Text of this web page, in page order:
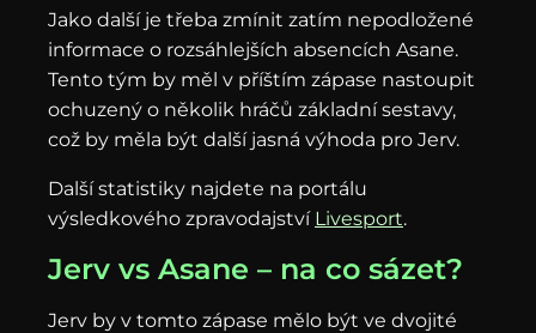
Jako další je třeba zmínit zatím nepodložené
informace o rozsáhlejších absencích Asane.
Tento tým by měl v příštím zápase nastoupit
ochuzený o několik hráčů základní sestavy,
což by měla být další jasná výhoda pro Jerv.
Další statistiky najdete na portálu
výsledkového zpravodajství Livesport.
Jerv vs Asane – na co sázet?
Jerv by v tomto zápase mělo být ve dvojité